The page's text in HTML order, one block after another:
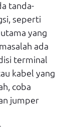
tanda-
seperti
yang
ada
terminal
kabel yang
coba
jumper